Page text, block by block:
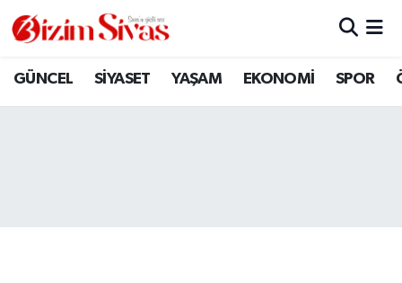
GÜNCEL SİYASET YAŞAM EKONOMİ SPOR
ARAMIZDAN AYRILANLAR
Sivas Nöbetçi Eczaneler